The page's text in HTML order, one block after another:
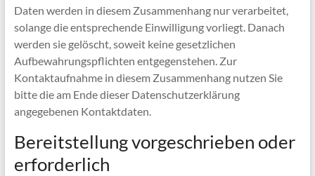
Daten werden in diesem Zusammenhang nur verarbeitet,
solange die entsprechende Einwilligung vorliegt. Danach
werden sie gelöscht, soweit keine gesetzlichen
Aufbewahrungspflichten entgegenstehen. Zur
Kontaktaufnahme in diesem Zusammenhang nutzen Sie
bitte die am Ende dieser Datenschutzerklärung
angegebenen Kontaktdaten.
Bereitstellung vorgeschrieben oder
erforderlich